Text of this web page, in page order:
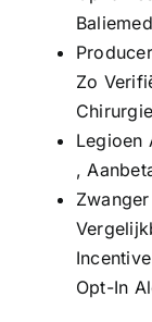
Zo
Legioen
,
Opt-In